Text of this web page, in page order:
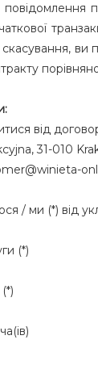
ви
від
31-010
/ ми (*) від
(*)